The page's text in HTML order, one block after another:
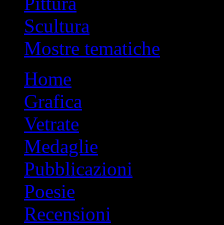
Scultura
Mostre tematiche
contenutoHome
Grafica
Vetrate
Medaglie
Pubblicazioni
Poesie
Recensioni